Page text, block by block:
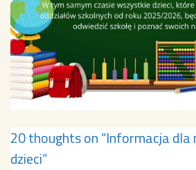
20 thoughts on “Informacja dla
dzieci”